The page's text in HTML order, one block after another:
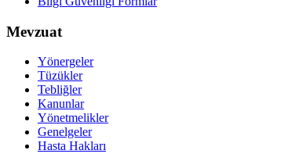
Mevzuat
Yönergeler
Tüzükler
Tebliğler
Kanunlar
Yönetmelikler
Genelgeler
Hasta Hakları